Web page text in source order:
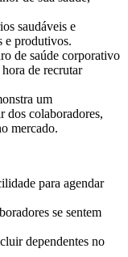
saudáveis e
e produtivos.
de saúde corporativo
de recrutar
um
dos colaboradores,
mercado.
para agendar
se sentem
dependentes no